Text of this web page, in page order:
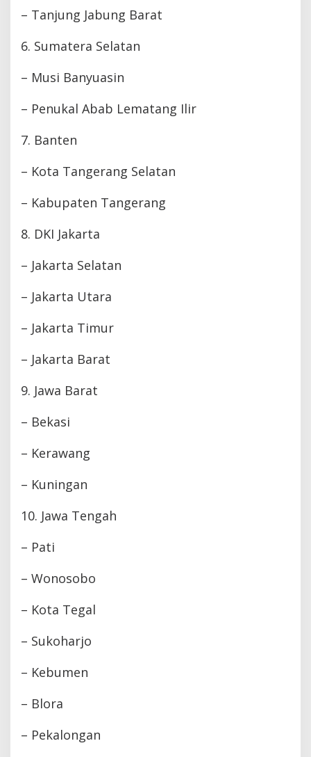
– Tanjung Jabung Barat
6. Sumatera Selatan
– Musi Banyuasin
– Penukal Abab Lematang Ilir
7. Banten
– Kota Tangerang Selatan
– Kabupaten Tangerang
8. DKI Jakarta
– Jakarta Selatan
– Jakarta Utara
– Jakarta Timur
– Jakarta Barat
9. Jawa Barat
– Bekasi
– Kerawang
– Kuningan
10. Jawa Tengah
– Pati
– Wonosobo
– Kota Tegal
– Sukoharjo
– Kebumen
– Blora
– Pekalongan